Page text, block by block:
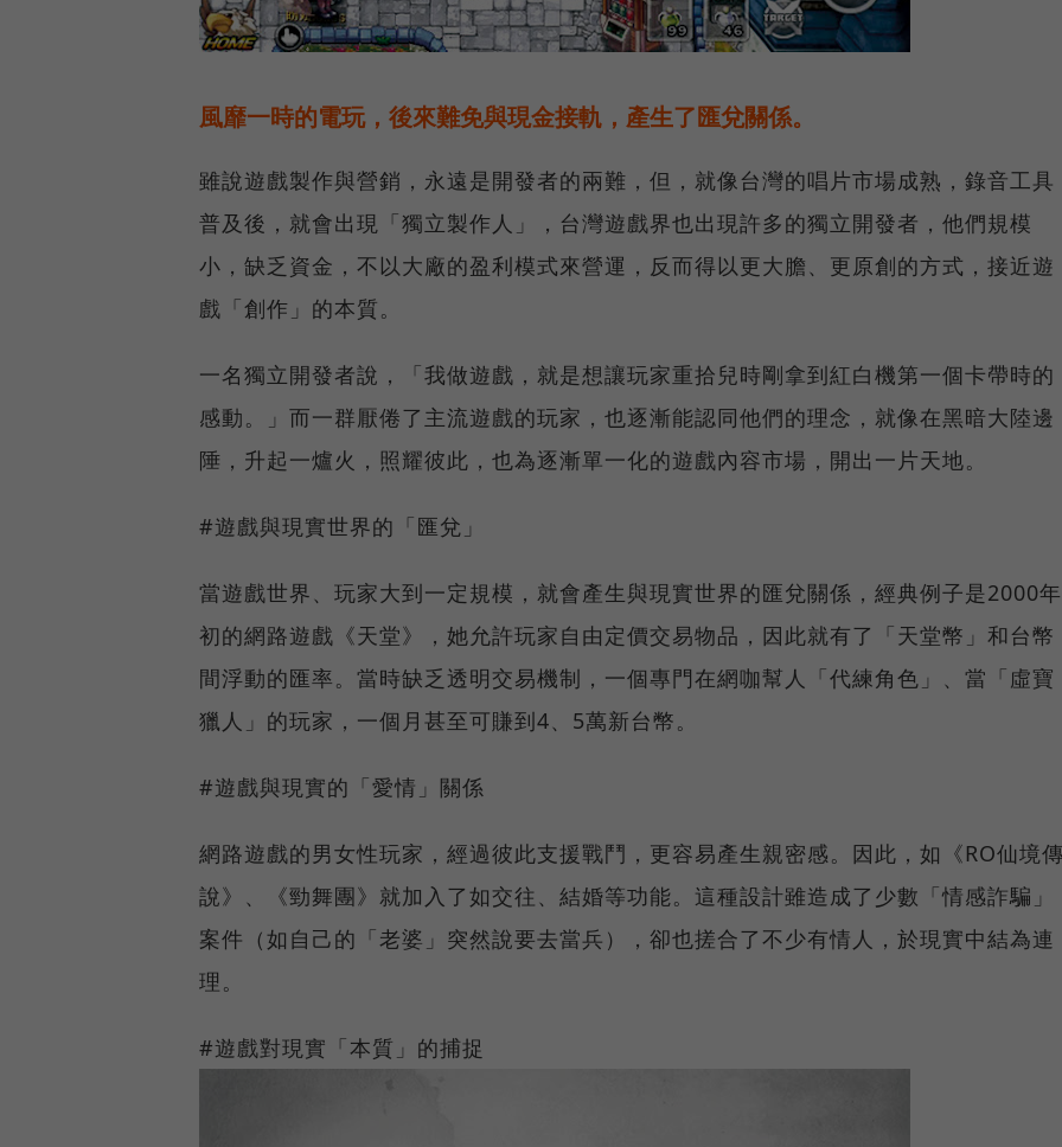
風靡一時的電玩，後來難免與現金接軌，產生了匯兌關係。
雖說遊戲製作與營銷，永遠是開發者的兩難，但，就像台灣的唱片市場成熟，錄音工具
普及後，就會出現「獨立製作人」，台灣遊戲界也出現許多的獨立開發者，他們規模
小，缺乏資金，不以大廠的盈利模式來營運，反而得以更大膽、更原創的方式，接近遊
戲「創作」的本質。
一名獨立開發者說，「我做遊戲，就是想讓玩家重拾兒時剛拿到紅白機第一個卡帶時的
感動。」而一群厭倦了主流遊戲的玩家，也逐漸能認同他們的理念，就像在黑暗大陸邊
陲，升起一爐火，照耀彼此，也為逐漸單一化的遊戲內容市場，開出一片天地。
#遊戲與現實世界的「匯兌」
當遊戲世界、玩家大到一定規模，就會產生與現實世界的匯兌關係，經典例子是2000年
初的網路遊戲《天堂》，她允許玩家自由定價交易物品，因此就有了「天堂幣」和台幣
間浮動的匯率。當時缺乏透明交易機制，一個專門在網咖幫人「代練角色」、當「虛寶
獵人」的玩家，一個月甚至可賺到4、5萬新台幣。
#遊戲與現實的「愛情」關係
網路遊戲的男女性玩家，經過彼此支援戰鬥，更容易產生親密感。因此，如《RO仙境
說》、《勁舞團》就加入了如交往、結婚等功能。這種設計雖造成了少數「情感詐騙」
案件（如自己的「老婆」突然說要去當兵），卻也搓合了不少有情人，於現實中結為連
理。
#遊戲對現實「本質」的捕捉